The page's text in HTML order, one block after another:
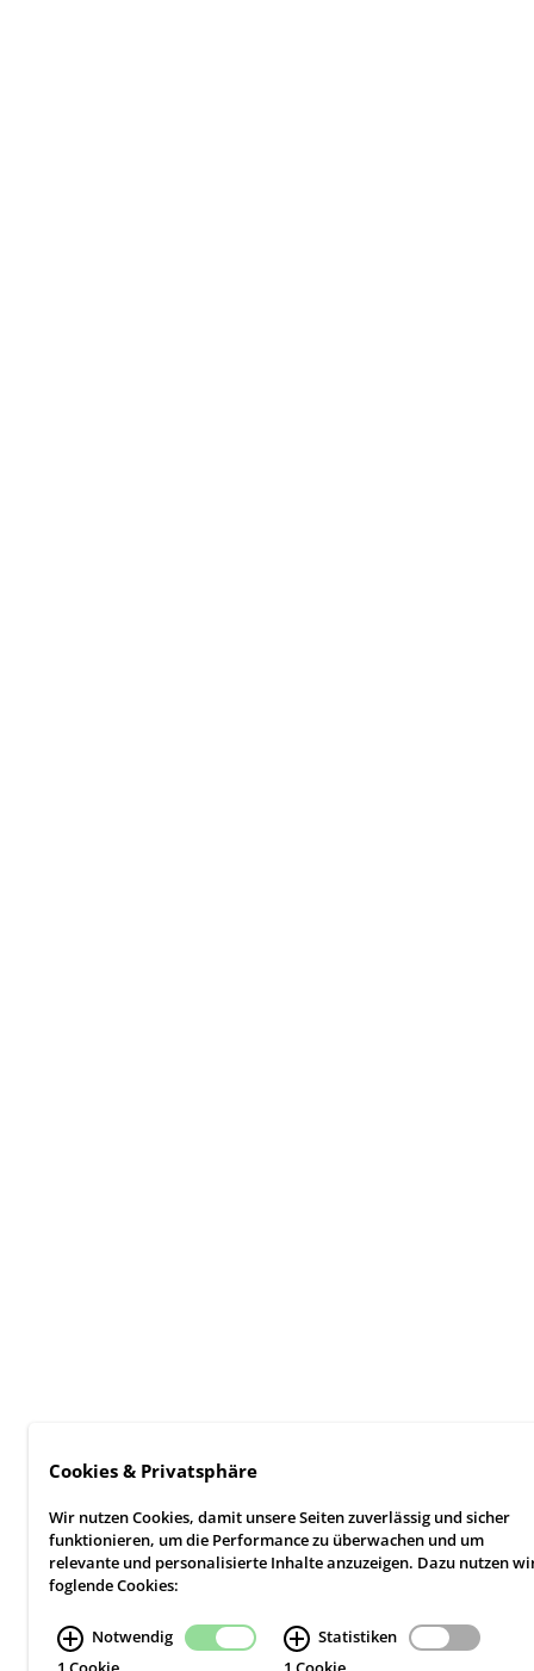
Cookies & Privatsphäre
Wir nutzen Cookies, damit unsere Seiten zuverlässig und sicher
funktionieren, um die Performance zu überwachen und um
relevante und personalisierte Inhalte anzuzeigen. Dazu nutzen
foglende Cookies:
Notwendig
Statistiken